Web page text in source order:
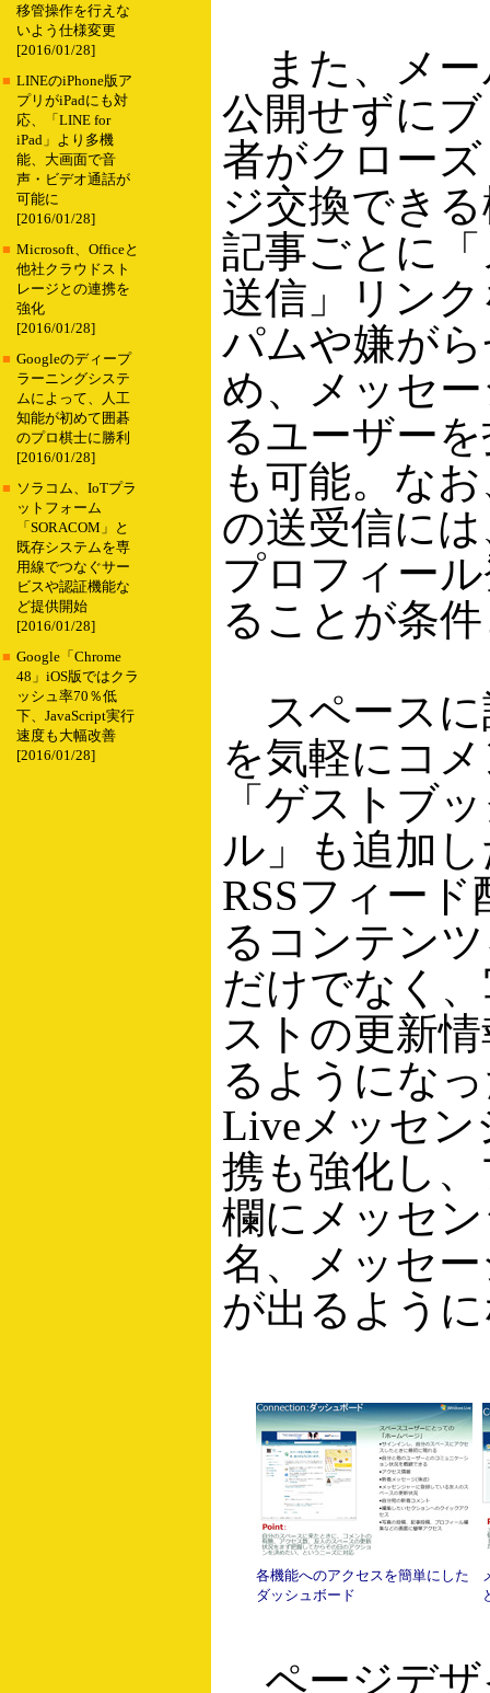
移管操作を行えな
いよう仕様変更
[2016/01/28]
■ LINEのiPhone版ア
プリがiPadにも対
応、「LINE for
iPad」より多機
能、大画面で音
声・ビデオ通話が
可能に
[2016/01/28]
■ Microsoft、Officeと
他社クラウドスト
レージとの連携を
強化
[2016/01/28]
■ Googleのディープ
ラーニングシステ
ムによって、人工
知能が初めて囲碁
のプロ棋士に勝利
[2016/01/28]
■ ソラコム、IoTプラ
ットフォーム
「SORACOM」と
既存システムを専
用線でつなぐサー
ビスや認証機能な
ど提供開始
[2016/01/28]
■ Google「Chrome
48」iOS版ではクラ
ッシュ率70％低
下、JavaScript実行
速度も大幅改善
[2016/01/28]
また、メー
公開せずに
者がクロー
ジ交換でき
記事ごとに
送信」リン
パムや嫌が
め、メッセ
るユーザー
も可能。な
の送受信に
プロフィー
ることが条
スペースに
を気軽にコ
「ゲストブ
ル」も追加
RSSフィー
るコンテン
だけでなく
ストの更新
るようにな
Liveメッセ
携も強化し
欄にメッセ
名、メッセ
が出るよう
各機能へのアクセスを簡単にした
ダッシュボード
ページデザ